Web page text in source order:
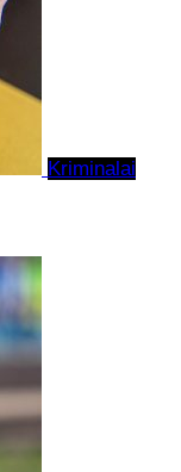
Kriminalai